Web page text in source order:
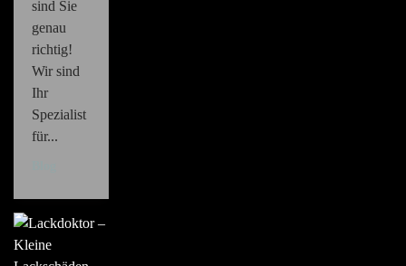
sind Sie
genau
richtig!
Wir sind
Ihr
Spezialist
für...